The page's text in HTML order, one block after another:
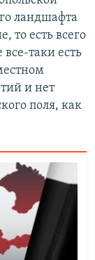
ландшафта
то есть всего
все-таки есть
и нет
поля, как